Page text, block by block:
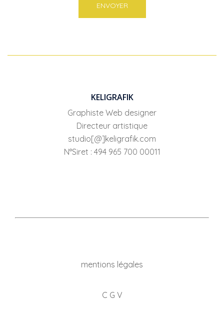
KELIGRAFIK
Graphiste Web designer
Directeur artistique
studio[@]keligrafik.com
N°Siret : 494 965 700 00011
mentions légales
C G V